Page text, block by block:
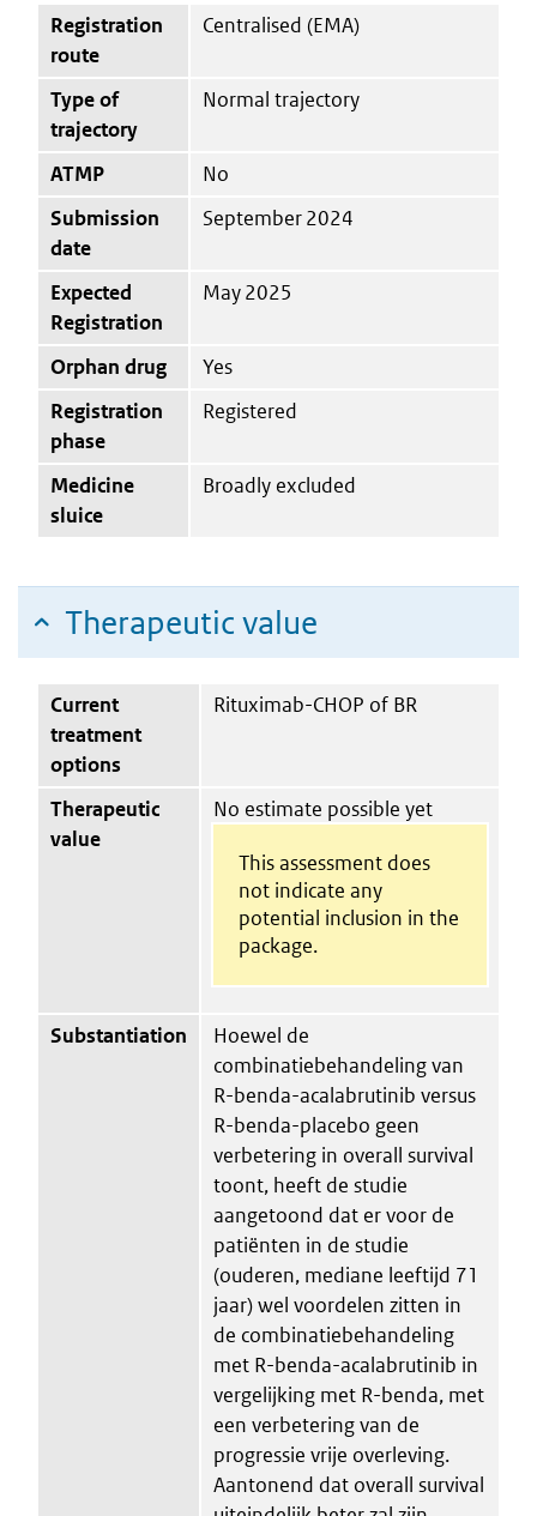
Registration
route
Centralised (EMA)
Type of
trajectory
Normal trajectory
ATMP
No
Submission
date
September 2024
Expected
Registration
May 2025
Orphan drug
Yes
Registration
phase
Registered
Medicine
sluice
Broadly excluded
Therapeutic value
Current
treatment
options
Rituximab-CHOP of BR
Therapeutic
value
No estimate possible yet
This assessment does
not indicate any
potential inclusion in the
package.
Substantiation
Hoewel de
combinatiebehandeling van
R-benda-acalabrutinib versus
R-benda-placebo geen
verbetering in overall survival
toont, heeft de studie
aangetoond dat er voor de
patiënten in de studie
(ouderen, mediane leeftijd 71
jaar) wel voordelen zitten in
de combinatiebehandeling
met R-benda-acalabrutinib in
vergelijking met R-benda, met
een verbetering van de
progressie vrije overleving.
Aantonend dat overall survival